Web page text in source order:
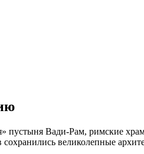
пустыня Вади-Рам, римские
сохранились великолепные